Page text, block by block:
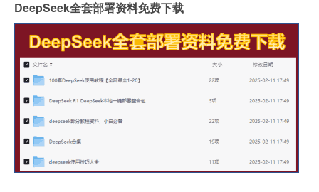
DeepSeek全套部署资料免费下载